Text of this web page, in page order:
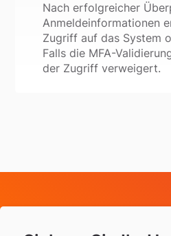
Nach erfolgreicher
Anmeldeinformationen
Zugriff auf das System
Falls die MFA-
der Zugriff verweigert.